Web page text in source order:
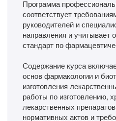
Программа
соответствует
руководителей и
направления и учитывает
стандарт по
Содержание курса
основ фармакологии и
изготовления
работы по изготовлению,
лекарственных
нормативных актов и